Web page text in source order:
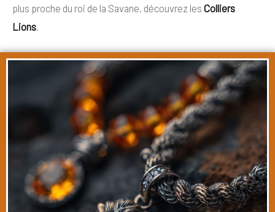
plus proche du roi de la Savane, découvrez les Colliers
Lions.